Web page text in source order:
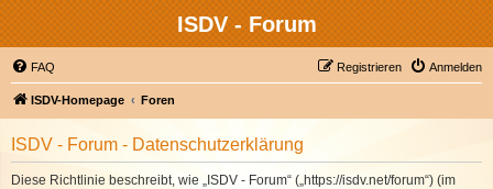
ISDV - Forum
FAQ Anmelden
Registrieren
ISDV-Homepage Foren
ISDV - Forum - Datenschutzerklärung
Diese Richtlinie beschreibt, wie „ISDV - Forum“ („https://isdv.net/forum“) (im